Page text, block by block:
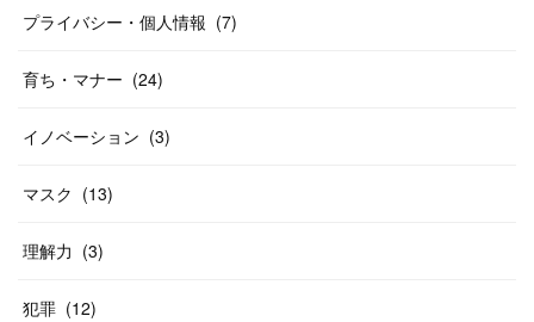
プライバシー・個人情報 (7)
育ち・マナー (24)
イノベーション (3)
マスク (13)
理解力 (3)
犯罪 (12)